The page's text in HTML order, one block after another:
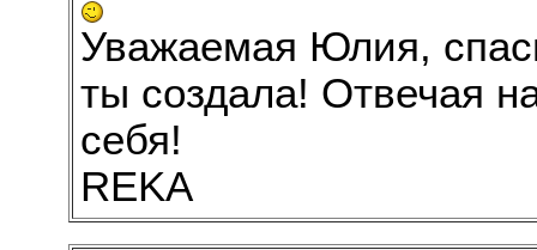
Уважаемая Юлия,
ты создала! Отвечая
себя!
REKA